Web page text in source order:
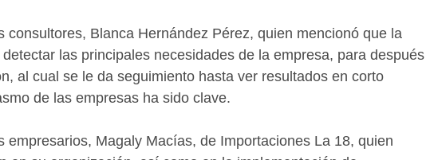
consultores, Blanca Hernández Pérez, quien mencionó que la
las principales necesidades de la empresa, para después
al cual se le da seguimiento hasta ver resultados en corto
de las empresas ha sido clave.
empresarios, Magaly Macías, de Importaciones La 18, quien